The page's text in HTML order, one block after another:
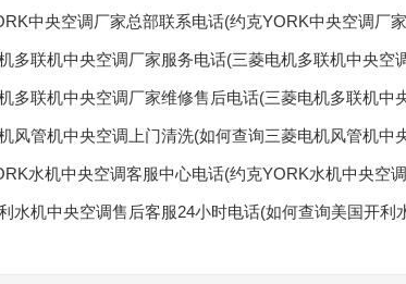
中央空调厂家总部联系电话(约克YORK中央空调厂
多联机中央空调厂家服务电话(三菱电机多联机中央空
多联机中央空调厂家维修售后电话(三菱电机多联机中
风管机中央空调上门清洗(如何查询三菱电机风管机中
水机中央空调客服中心电话(约克YORK水机中央空
水机中央空调售后客服24小时电话(如何查询美国开利